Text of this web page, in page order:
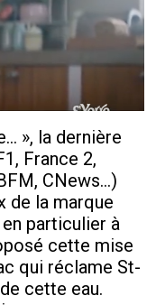
», la dernière
France 2,
CNews...)
de la marque
en particulier à
cette mise
qui réclame St-
cette eau.